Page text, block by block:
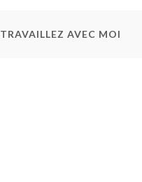
TRAVAILLEZ AVEC MOI